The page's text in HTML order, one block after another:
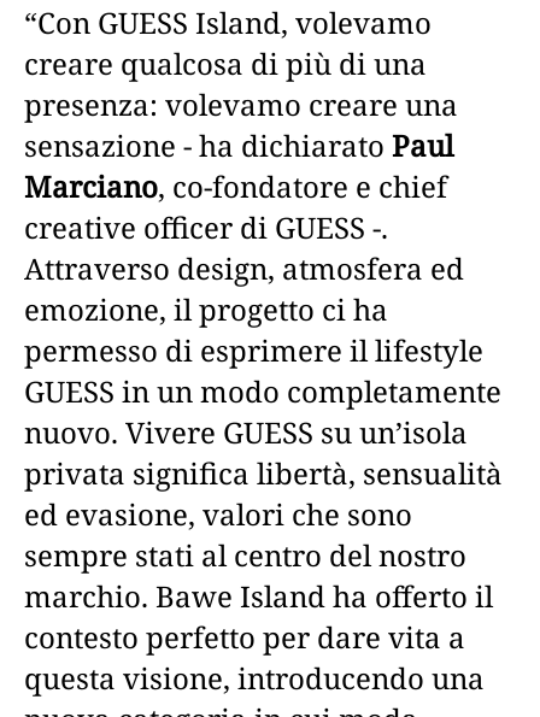
“Con GUESS Island, volevamo
creare qualcosa di più di una
presenza: volevamo creare una
sensazione - ha dichiarato Paul
Marciano, co-fondatore e chief
creative officer di GUESS -.
Attraverso design, atmosfera ed
emozione, il progetto ci ha
permesso di esprimere il lifestyle
GUESS in un modo completamente
nuovo. Vivere GUESS su un’isola
privata significa libertà, sensualità
ed evasione, valori che sono
sempre stati al centro del nostro
marchio. Bawe Island ha offerto il
contesto perfetto per dare vita a
questa visione, introducendo una